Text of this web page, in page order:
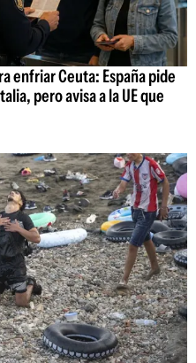
enfriar Ceuta: España pide
pero avisa a la UE que